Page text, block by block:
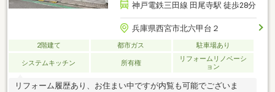
神戸電鉄三田線 田尾寺駅 徒歩28分
兵庫県西宮市北六甲台２
2階建て 都市ガス 駐車場あり
システムキッチン 所有権
リフォームリノベーシ
ョン
リフォーム履歴あり、お住まい中ですが内覧も可能でございま